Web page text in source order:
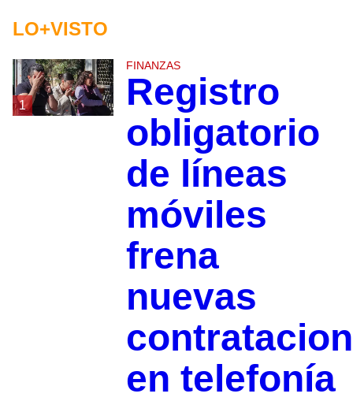
LO+VISTO
1
FINANZAS
Registro
obligatorio
de líneas
móviles
frena
nuevas
en telefonía